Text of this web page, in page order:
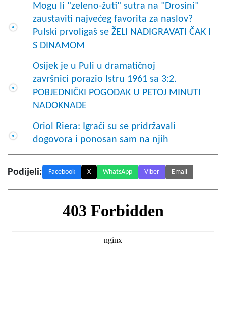
Mogu li "zeleno-žuti" sutra na "Drosini"
zaustaviti najvećeg favorita za naslov?
Pulski prvoligaš se ŽELI NADIGRAVATI ČAK I
S DINAMOM
Osijek je u Puli u dramatičnoj
završnici porazio Istru 1961 sa 3:2.
POBJEDNIČKI POGODAK U PETOJ MINUTI
NADOKNADE
Oriol Riera: Igrači su se pridržavali
dogovora i ponosan sam na njih
Podijeli: Facebook X WhatsApp Viber Email